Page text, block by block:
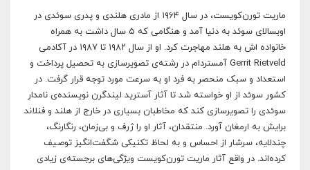
ماریت تورن‌کویست، در سال ۱۹۶۴ از مادری هلندی و پدری سوئدی در
اوبسالای سوئد به دنیا آمد و هنگامی که ۵ سال داشت به همراه
خانواده اش به هلند مهاجرت کرد. او از سال ۱۹۸۲ تا ۱۹۸۷ در آکادمی
Gerrit Rietveld آمستردام در رشته‌ی تصویرسازی به تحصیل پرداخت و
استعداد و سبک منحصر به فرد او به سرعت مورد توجه قرار گرفت. در
کشور سوئد از او خواسته شد تا آثار آسترید لیندگرن نویسنده‌ی نامدار
سوئدی را تصویرسازی کند که مخاطبان بسیاری در خارج از هلند و فنلاند
برایش به ارمغان آورد. منتقدان، آثار او را ژرف و بی‌زمان، رنگارنگ،
چندلایه، سرشار از احساس و به لحاظ تکنیکی شگفت‌انگیز توصیف
کرده‌اند. در واقع آثار ماریت تورن‌کویست ویژگی‌های برجسته‌ی زیادی